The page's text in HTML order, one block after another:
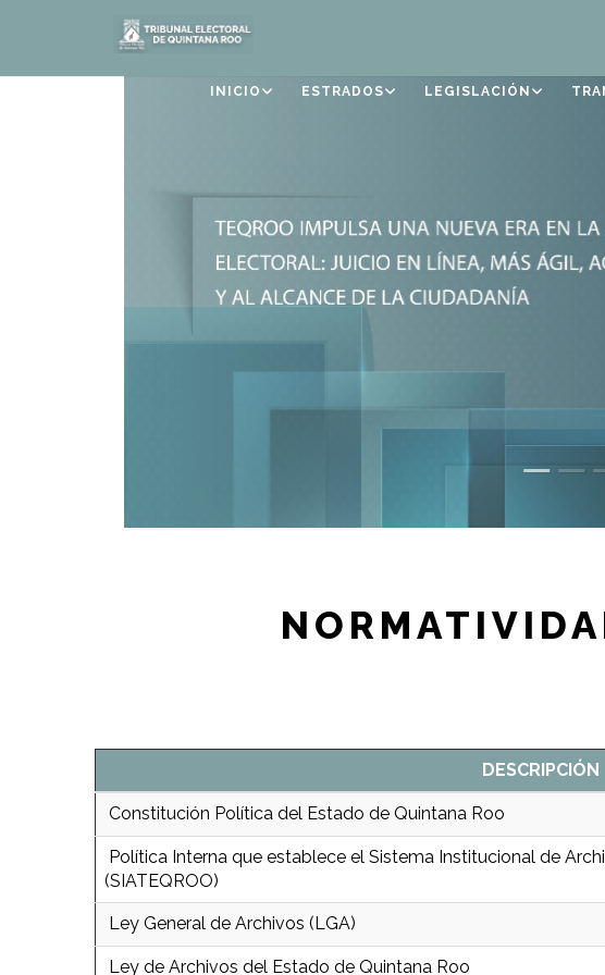
INICIO ESTRADOS LEGISLACIÓN
DESCRIPCIÓN
Constitución Política del Estado de Quintana Roo
Política Interna que establece el Sistema Institucional de
(SIATEQROO)
Ley General de Archivos (LGA)
Ley de Archivos del Estado de Quintana Roo